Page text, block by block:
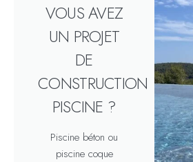
VOUS AVEZ
UN PROJET
DE
CONSTRUCTION
PISCINE ?
Piscine béton ou
piscine coque